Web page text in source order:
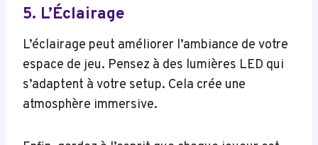
5. L’Éclairage
L’éclairage peut améliorer l’ambiance de votre
espace de jeu. Pensez à des lumières LED qui
s’adaptent à votre setup. Cela crée une
atmosphère immersive.